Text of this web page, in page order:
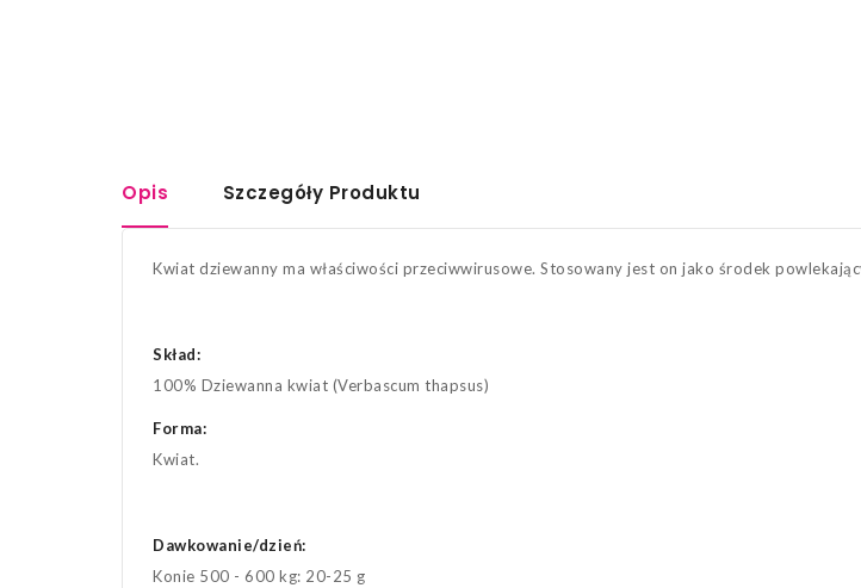
Opis Szczegóły Produktu
Kwiat dziewanny ma właściwości przeciwwirusowe. Stosowany jest on jako środek
Skład:
100% Dziewanna kwiat (Verbascum thapsus)
Forma:
Kwiat.
Dawkowanie/dzień:
Konie 500 - 600 kg: 20-25 g